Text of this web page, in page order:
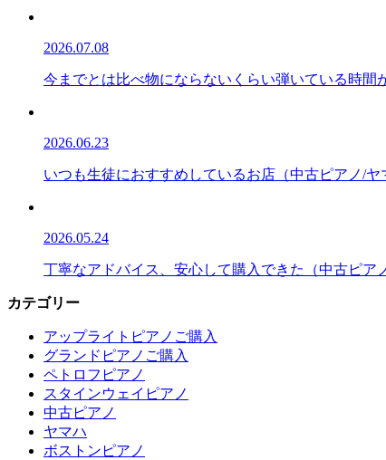
2026.07.08
今までとは比べ物にならないくらい弾いている時間
2026.06.23
いつも生徒におすすめしているお店（中古ピアノ/ヤ
2026.05.24
丁寧なアドバイス、安心して購入できた（中古ピア
カテゴリー
アップライトピアノご購入
グランドピアノご購入
ペトロフピアノ
スタインウェイピアノ
中古ピアノ
ヤマハ
ボストンピアノ